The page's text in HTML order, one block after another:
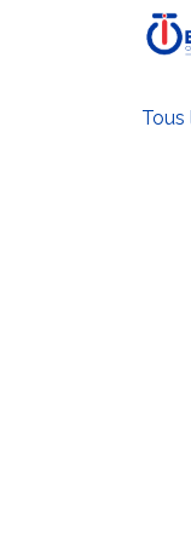
Se rendre au contenu
Tous